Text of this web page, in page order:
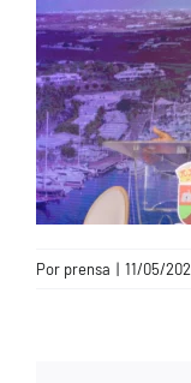
CONTACTO
Por prensa | 11/05/